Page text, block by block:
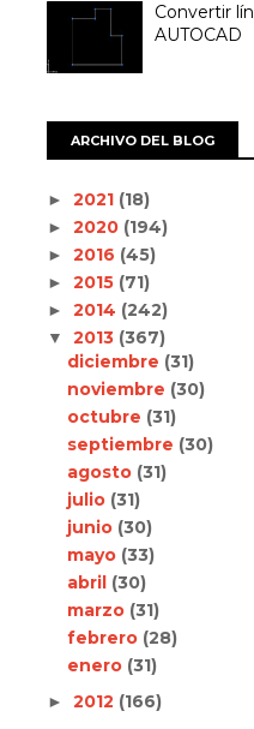
Convertir
AUTOCAD
ARCHIVO DEL BLOG
► 2021 (18)
► 2020 (194)
► 2016 (45)
► 2015 (71)
► 2014 (242)
▼ 2013 (367)
diciembre (31)
noviembre (30)
octubre (31)
septiembre (30)
agosto (31)
julio (31)
junio (30)
mayo (33)
abril (30)
marzo (31)
febrero (28)
enero (31)
► 2012 (166)